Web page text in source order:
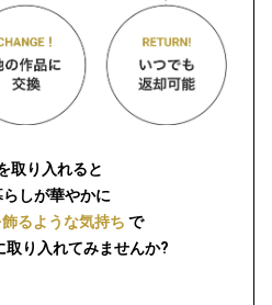
取り入れると
しが華やかに
るような気持ち で
取り入れてみませんか?